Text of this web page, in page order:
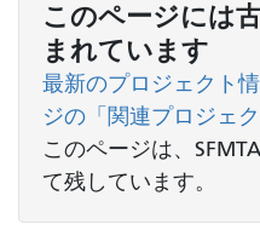
このページには
まれています
最新のプロジェクト
ジの「関連プロジェク
このページは、
て残しています。